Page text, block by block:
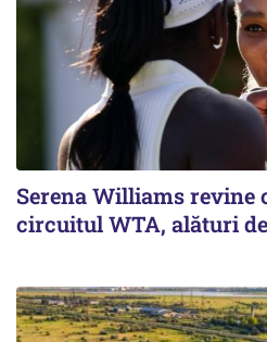
Serena Williams revine
circuitul WTA, alături